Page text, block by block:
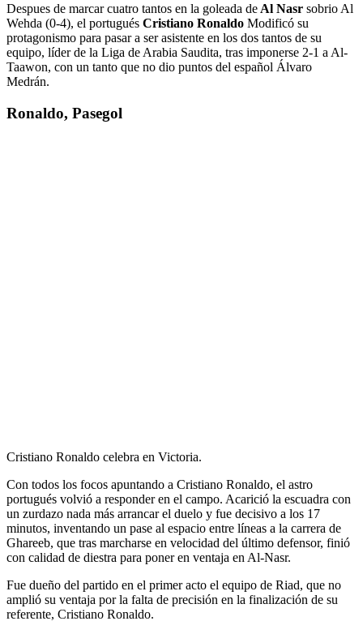
Despues de marcar cuatro tantos en la goleada de Al Nasr sobrio Al
Wehda (0-4), el portugués Cristiano Ronaldo Modificó su
protagonismo para pasar a ser asistente en los dos tantos de su
equipo, líder de la Liga de Arabia Saudita, tras imponerse 2-1 a Al-
Taawon, con un tanto que no dio puntos del español Álvaro
Medrán.
Ronaldo, Pasegol
Cristiano Ronaldo celebra en Victoria.
Con todos los focos apuntando a Cristiano Ronaldo, el astro
portugués volvió a responder en el campo. Acarició la escuadra con
un zurdazo nada más arrancar el duelo y fue decisivo a los 17
minutos, inventando un pase al espacio entre líneas a la carrera de
Ghareeb, que tras marcharse en velocidad del último defensor, finió
con calidad de diestra para poner en ventaja en Al-Nasr.
Fue dueño del partido en el primer acto el equipo de Riad, que no
amplió su ventaja por la falta de precisión en la finalización de su
referente, Cristiano Ronaldo.